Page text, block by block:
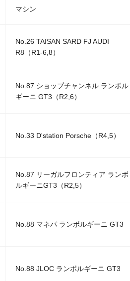
マシン
No.26 TAISAN SARD FJ AUDI
R8（R1-6,8）
No.87 ショップチャンネル ランボル
ギーニ GT3（R2,6）
No.33 D'station Porsche（R4,5）
No.87 リーガルフロンティア ランボ
ルギーニGT3（R2,5）
No.88 マネパ ランボルギーニ GT3
No.88 JLOC ランボルギーニ GT3